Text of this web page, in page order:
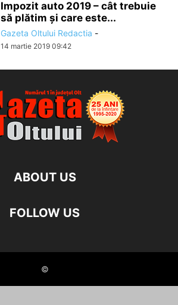
Impozit auto 2019 – cât trebuie
să plătim și care este...
Gazeta Oltului Redactia -
14 martie 2019 09:42
ABOUT US
FOLLOW US
©